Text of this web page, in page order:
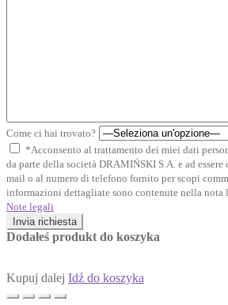
Come ci hai trovato?
*Acconsento al trattamento dei miei dati
da parte della società DRAMIŃSKI S.A. e ad
mail o al numero di telefono fornito per scopi
informazioni dettagliate sono contenute nella nota
Note legali
Invia richiesta
Dodałeś produkt do koszyka
Kupuj dalej Idź do koszyka